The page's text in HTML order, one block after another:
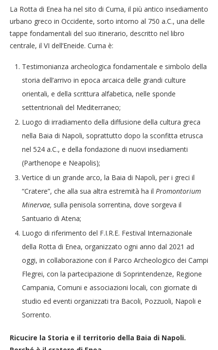
La Rotta di Enea ha nel sito di Cuma, il più antico insediamento
urbano greco in Occidente, sorto intorno al 750 a.C., una delle
tappe fondamentali del suo itinerario, descritto nel libro
centrale, il VI dell’Eneide. Cuma è:
Testimonianza archeologica fondamentale e simbolo della
storia dell’arrivo in epoca arcaica delle grandi culture
orientali, e della scrittura alfabetica, nelle sponde
settentrionali del Mediterraneo;
Luogo di irradiamento della diffusione della cultura greca
nella Baia di Napoli, soprattutto dopo la sconfitta etrusca
nel 524 a.C., e della fondazione di nuovi insediamenti
(Parthenope e Neapolis);
Vertice di un grande arco, la Baia di Napoli, per i greci il
“Cratere”, che alla sua altra estremità ha il Promontorium
Minervae, sulla penisola sorrentina, dove sorgeva il
Santuario di Atena;
Luogo di riferimento del F.I.R.E. Festival Internazionale
della Rotta di Enea, organizzato ogni anno dal 2021 ad
oggi, in collaborazione con il Parco Archeologico dei Campi
Flegrei, con la partecipazione di Soprintendenze, Regione
Campania, Comuni e associazioni locali, con giornate di
studio ed eventi organizzati tra Bacoli, Pozzuoli, Napoli e
Sorrento.
Ricucire la Storia e il territorio della Baia di Napoli.